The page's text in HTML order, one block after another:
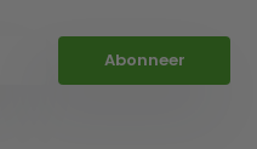
Abonneer